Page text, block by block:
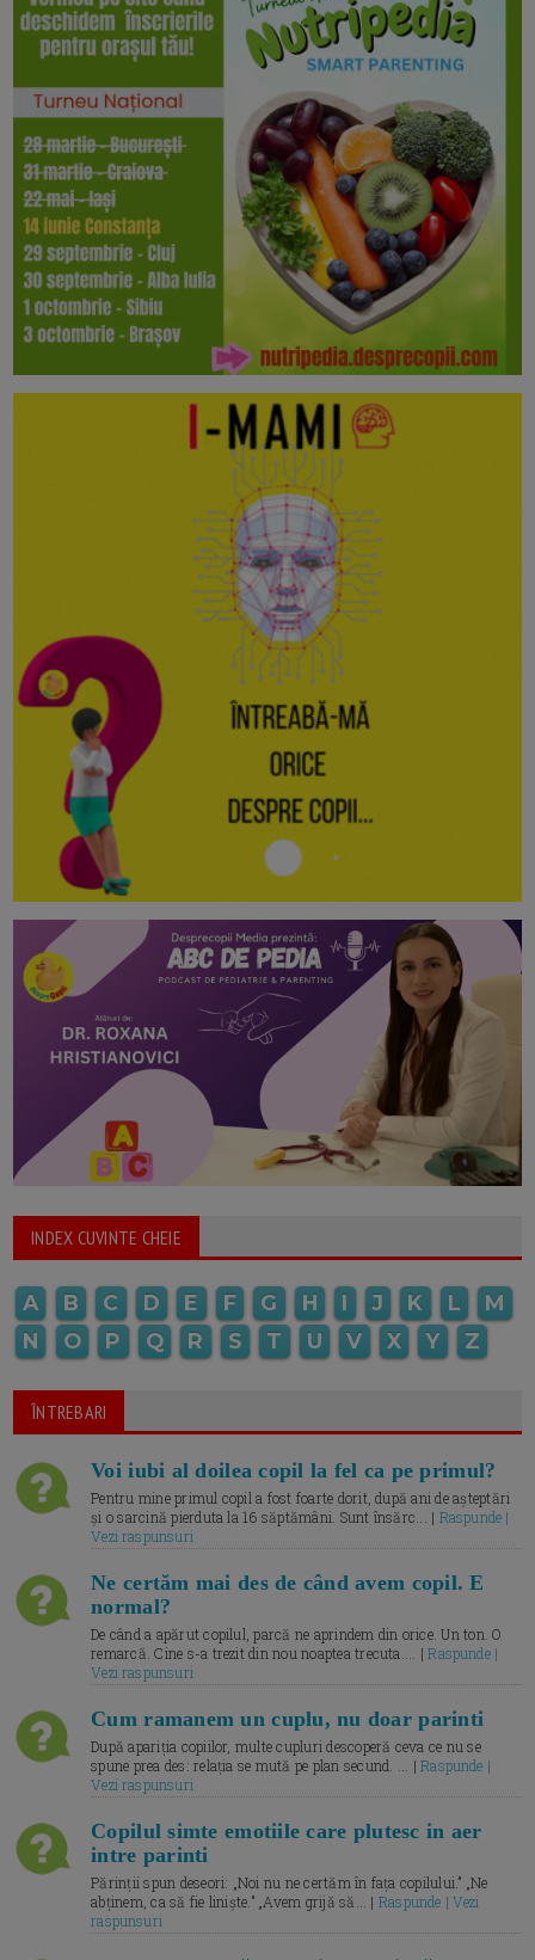
INDEX CUVINTE CHEIE
A B C D E F G H I J K L
M
N
O P Q R S T U V X Y Z
ÎNTREBARI
Voi iubi al doilea copil la fel ca pe primul?
Pentru mine primul copil a fost foarte dorit, după ani de așteptări
și o sarcină pierduta la 16 săptămâni. Sunt însărc... | Raspunde |
Vezi raspunsuri
Ne certăm mai des de când avem copil. E
normal?
De când a apărut copilul, parcă ne aprindem din orice. Un ton. O
remarcă. Cine s-a trezit din nou noaptea trecuta.... |Raspunde |
Vezi raspunsuri
Cum ramanem un cuplu, nu doar parinti
După apariția copiilor, multe cupluri descoperă ceva ce nu se
spune prea des: relația se mută pe plan secund. ... |Raspunde |
Vezi raspunsuri
Copilul simte emotiile care plutesc in aer
intre parinti
Părinții spun deseori: „Noi nu ne certăm în fața copilului.” „Ne
abținem, ca să fie liniște.” „Avem grijă să... | Raspunde | Vezi
raspunsuri